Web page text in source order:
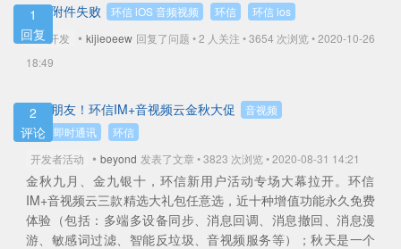
1
回复
下载附件失败 环信 iOS 音频视频 环信
环信 ios
iOS开发
• kijieoeew 回复了问题 • 2 人关注 •3654 次浏览 • 2020-10-26
18:49
2
评论
交个朋友！环信IM+音视频云金秋大促
音视频
环信即时通讯
环信
开发者活动
• beyond 发表了文章 • 3823 次浏览 • 2020-08-31 14:21
金秋九月、金九银十，环信新用户活动专场大幕拉开。环信
IM+音视频云三款精选大礼包任意选，近十种增值功能永久免费
体验（包括：多端多设备同步、消息回调、消息撤回、消息漫
游、敏感词过滤、智能反垃圾、音视频服务等）；秋天是一个